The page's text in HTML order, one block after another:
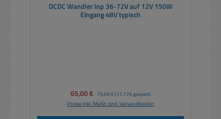
DCDC Wandler Inp 36-72V auf 12V 150W
Eingang 48V typisch
Verkaufspreis:
65,00 € Regulärer Preis:
79,00 € (17.72% gespart)
Preise inkl. MwSt. zzgl. Versandkosten